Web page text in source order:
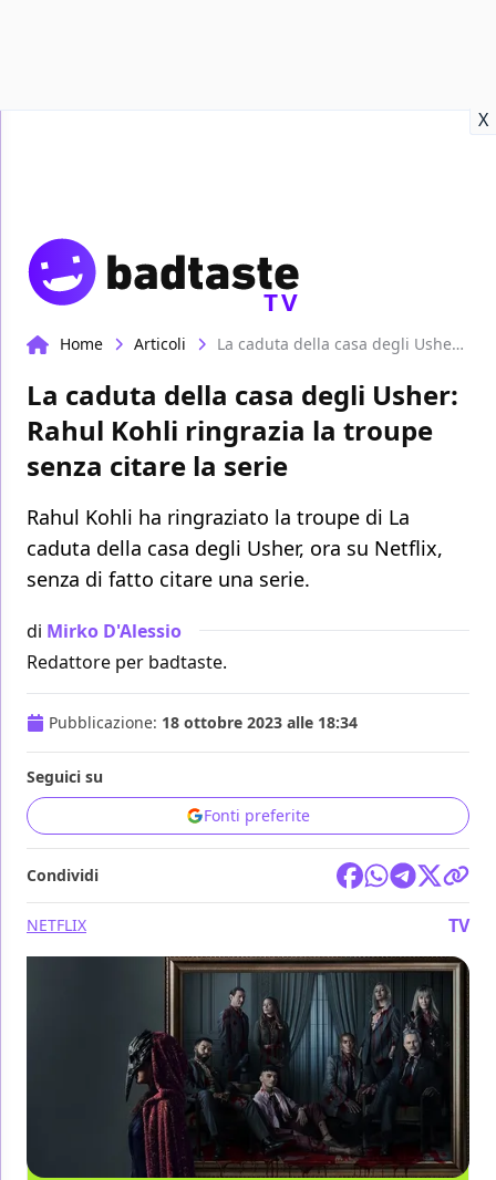
X
TV
Home Articoli La caduta della casa degli Usher: Rahul Kohli ringrazia la troupe senza citare la serie
La caduta della casa degli Usher:
Rahul Kohli ringrazia la troupe
senza citare la serie
Rahul Kohli ha ringraziato la troupe di La
caduta della casa degli Usher, ora su Netflix,
senza di fatto citare una serie.
di Mirko D'Alessio
Redattore per badtaste.
Pubblicazione: 18 ottobre 2023 alle 18:34
Seguici su
Fonti preferite
Condividi
NETFLIX TV